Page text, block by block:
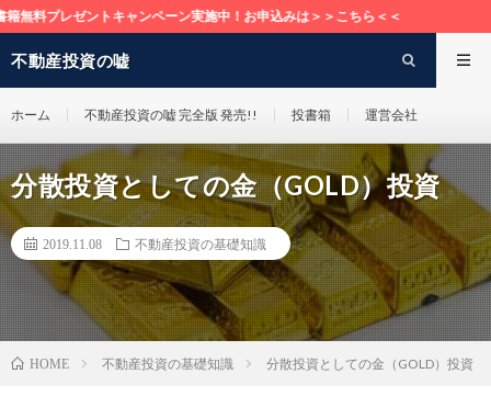
ゼントキャンペーン実施中！お申込みは＞＞こちら＜＜
不動産投資の嘘
ホーム 不動産投資の嘘 完全版 発売!! 投書箱 運営会社
分散投資としての金（GOLD）投資
2019.11.08 不動産投資の基礎知識
HOME 不動産投資の基礎知識 分散投資としての金（GOLD）投資